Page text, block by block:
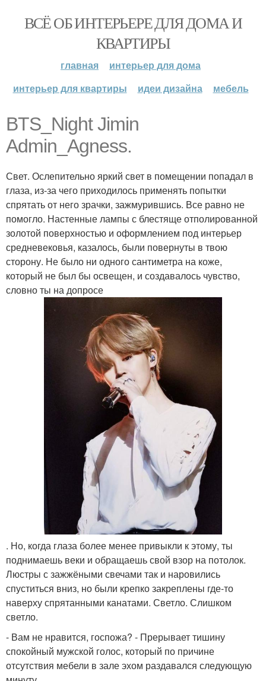
ВСЁ ОБ ИНТЕРЬЕРЕ ДЛЯ ДОМА И
КВАРТИРЫ
главная
интерьер для дома
интерьер для квартиры
идеи дизайна мебель
BTS_Night Jimin
Admin_Agness.
Свет. Ослепительно яркий свет в помещении попадал в
глаза, из-за чего приходилось применять попытки
спрятать от него зрачки, зажмурившись. Все равно не
помогло. Настенные лампы с блестяще отполированной
золотой поверхностью и оформлением под интерьер
средневековья, казалось, были повернуты в твою
сторону. Не было ни одного сантиметра на коже,
который не был бы освещен, и создавалось чувство,
словно ты на допросе
. Но, когда глаза более менее привыкли к этому, ты
поднимаешь веки и обращаешь свой взор на потолок.
Люстры с зажжёными свечами так и наровились
спуститься вниз, но были крепко закреплены где-то
наверху спрятанными канатами. Светло. Слишком
светло.
- Вам не нравится, госпожа? - Прерывает тишину
спокойный мужской голос, который по причине
отсутствия мебели в зале эхом раздавался следующую